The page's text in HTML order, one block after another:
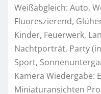
Weißabgleich: Auto,
Fluoreszierend,
Kinder, Feuerwerk,
Nachtporträt, Party
Sport,
Kamera Wiedergabe:
Miniaturansichten